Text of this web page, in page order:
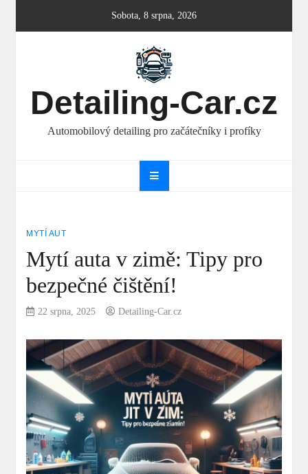
Sobota, 8 srpna, 2026
Detailing-Car.cz
Automobilový detailing pro začátečníky i profíky
MYTÍ AUT
Mytí auta v zimě: Tipy pro
bezpečné čištění!
22 srpna, 2025 Detailing-Car.cz